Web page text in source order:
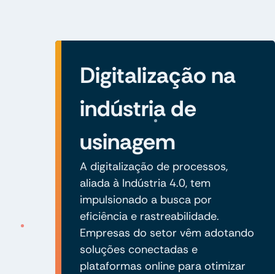
Digitalização na
indústria de
usinagem
A digitalização de processos,
aliada à Indústria 4.0, tem
impulsionado a busca por
eficiência e rastreabilidade.
Empresas do setor vêm adotando
soluções conectadas e
plataformas online para otimizar